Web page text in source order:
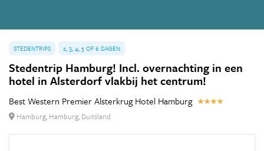
STEDENTRIPS 2, 3, 4, 5 OF 6 DAGEN
Stedentrip Hamburg! Incl. overnachting in een
hotel in Alsterdorf vlakbij het centrum!
Best Western Premier Alsterkrug Hotel Hamburg
Hamburg, Hamburg, Duitsland